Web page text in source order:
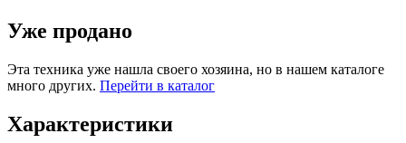
Уже продано
Эта техника уже нашла своего хозяина, но в нашем каталоге
много других. Перейти в каталог
Характеристики